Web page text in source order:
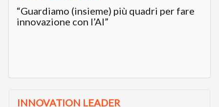
“Guardiamo (insieme) più quadri per fare
innovazione con l’AI”
INNOVATION LEADER